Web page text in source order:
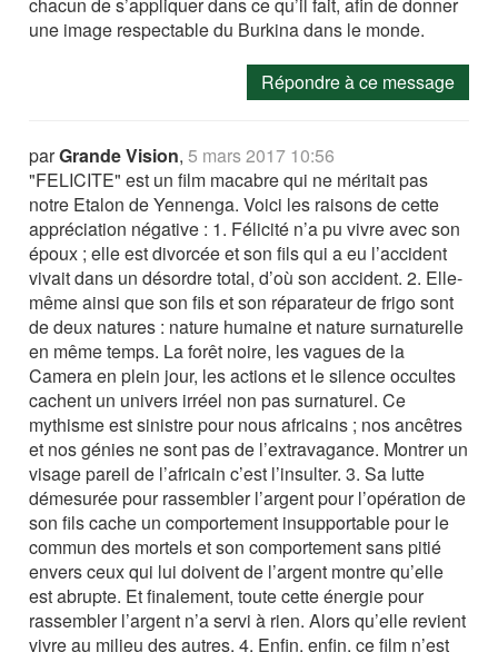
chacun de s’appliquer dans ce qu’il fait, afin de donner
une image respectable du Burkina dans le monde.
Répondre à ce message
parGrande Vision,5 mars 2017 10:56
"FELICITE" est un film macabre qui ne méritait pas
notre Etalon de Yennenga. Voici les raisons de cette
appréciation négative : 1. Félicité n’a pu vivre avec son
époux ; elle est divorcée et son fils qui a eu l’accident
vivait dans un désordre total, d’où son accident. 2. Elle-
même ainsi que son fils et son réparateur de frigo sont
de deux natures : nature humaine et nature surnaturelle
en même temps. La forêt noire, les vagues de la
Camera en plein jour, les actions et le silence occultes
cachent un univers irréel non pas surnaturel. Ce
mythisme est sinistre pour nous africains ; nos ancêtres
et nos génies ne sont pas de l’extravagance. Montrer un
visage pareil de l’africain c’est l’insulter. 3. Sa lutte
démesurée pour rassembler l’argent pour l’opération de
son fils cache un comportement insupportable pour le
commun des mortels et son comportement sans pitié
envers ceux qui lui doivent de l’argent montre qu’elle
est abrupte. Et finalement, toute cette énergie pour
rassembler l’argent n’a servi à rien. Alors qu’elle revient
vivre au milieu des autres. 4. Enfin, enfin, ce film n’est